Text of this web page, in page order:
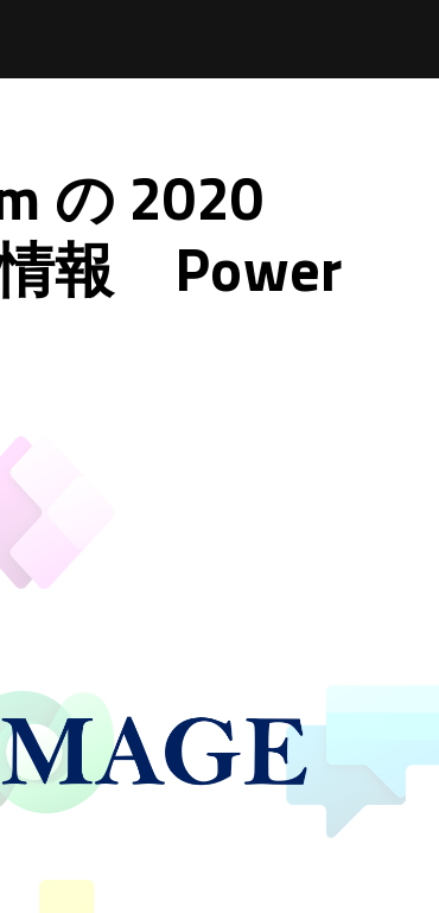
の 2020
報 Power